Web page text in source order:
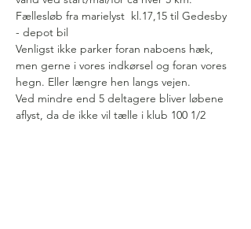
Fællesløb fra marielyst  kl.17,15 til Gedesby
- depot bil
Venligst ikke parker foran naboens hæk,
men gerne i vores indkørsel og foran vores
hegn. Eller længre hen langs vejen.
Ved mindre end 5 deltagere bliver løbene
aflyst, da de ikke vil tælle i klub 100 1/2